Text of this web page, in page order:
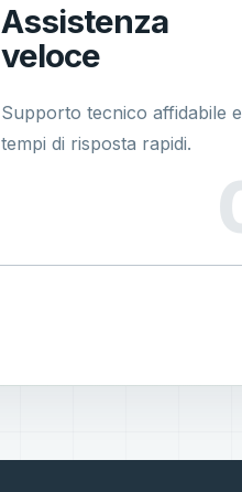
Assistenza
veloce
Supporto tecnico affidabile e
tempi di risposta rapidi.